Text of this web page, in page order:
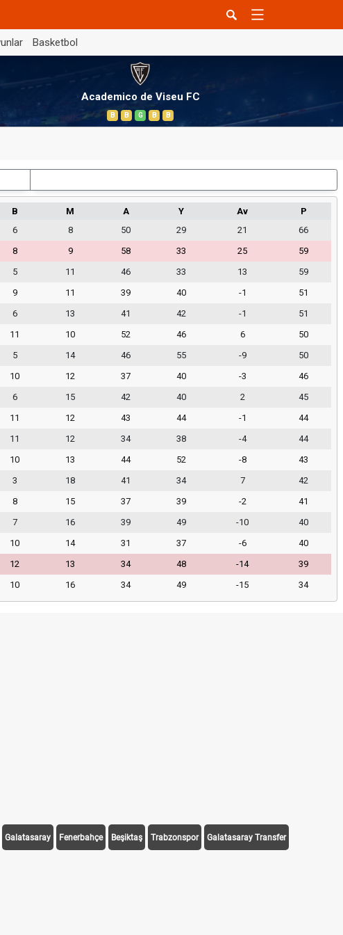
Basketbol
Academico de Viseu FC
B B G B B
B M A Y Av
P
6 8 50 29 21
66
8 9 58 33 25
59
5 11 46 33 13
59
9 11 39 40 -1
51
6 13 41 42 -1
51
11 10 52 46 6
50
5 14 46 55 -9
50
10 12 37 40 -3
46
6 15 42 40 2
45
11 12 43 44 -1
44
11 12 34 38 -4
44
10 13 44 52 -8
43
3 18 41 34 7
42
8 15 37 39 -2
41
7 16 39 49 -10
40
10 14 31 37 -6
40
12 13 34 48 -14
39
10 16 34 49 -15 34
Galatasaray Fenerbahçe Beşiktaş Trabzonspor Galatasaray Transfer